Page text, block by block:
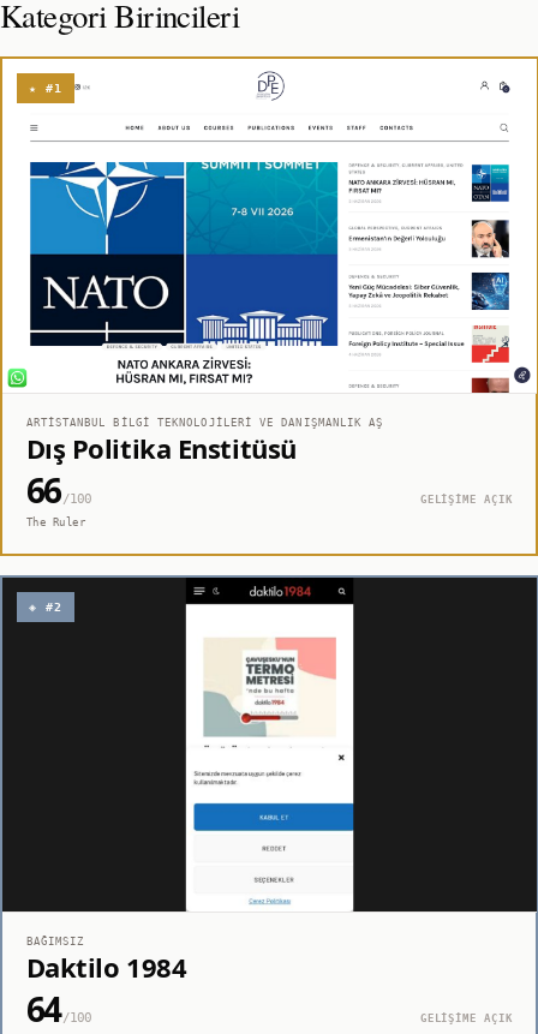
Kategori Birincileri
★ #1
ARTISTANBUL BILGI TEKNOLOJILERI VE DANIŞMANLIK AŞ
Dış Politika Enstitüsü
66/100
GELİŞİME AÇIK
The Ruler
◈ #2
BAĞIMSIZ
Daktilo 1984
64/100 GELİŞİME AÇIK